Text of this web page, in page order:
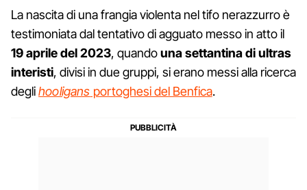
La nascita di una frangia violenta nel tifo nerazzurro è
testimoniata dal tentativo di agguato messo in atto il
19 aprile del 2023, quandouna settantina di ultras
interisti, divisi in due gruppi, si erano messi alla ricerca
deglihooligans portoghesi del Benfica.